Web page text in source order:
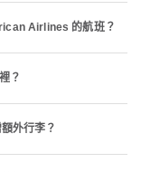
Airlines 的航班？
？
外行李？